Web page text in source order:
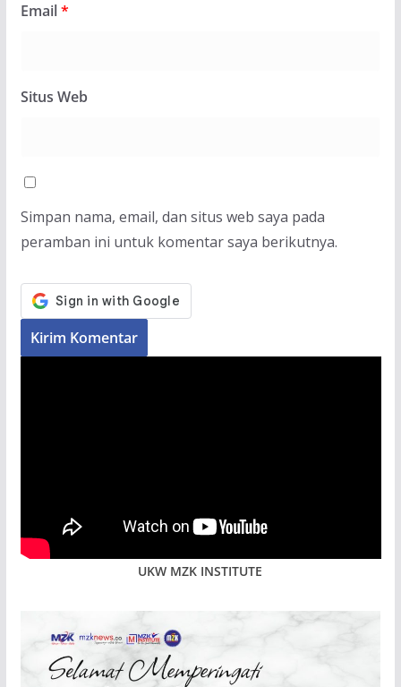
Email*
Situs Web
Simpan nama, email, dan situs web saya pada
peramban ini untuk komentar saya berikutnya.
UKW MZK INSTITUTE